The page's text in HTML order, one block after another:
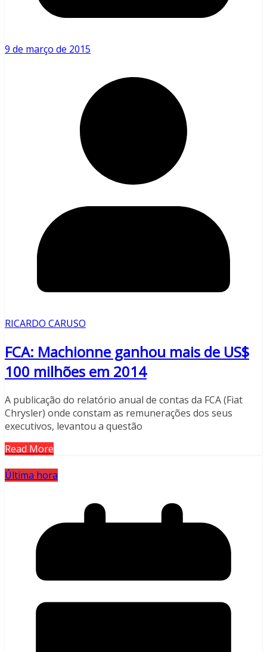
9 de março de 2015
RICARDO CARUSO
FCA: Machionne ganhou mais de US$
100 milhões em 2014
A publicação do relatório anual de contas da FCA (Fiat
Chrysler) onde constam as remunerações dos seus
executivos, levantou a questão
Read More
Última hora